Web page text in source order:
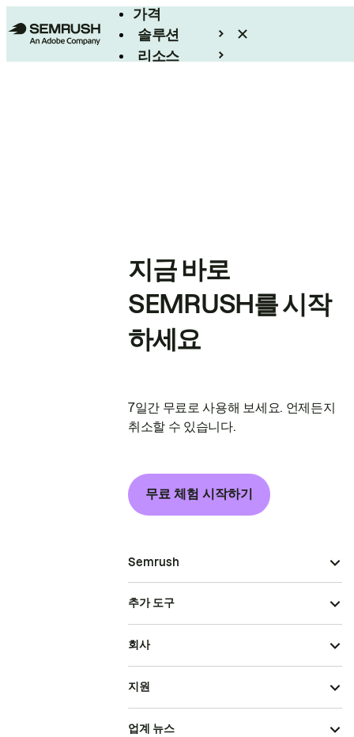
가격
솔루션
리소스
지금 바로
SEMRUSH를 시작
하세요
7일간 무료로 사용해 보세요. 언제든지
취소할 수 있습니다.
무료 체험 시작하기
Semrush
추가 도구
회사
지원
업계 뉴스